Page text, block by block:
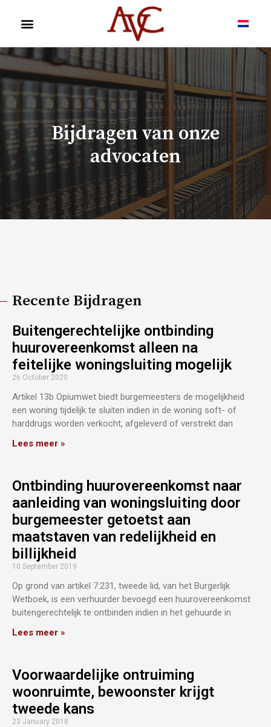
Bijdragen van onze
advocaten
Recente Bijdragen
Buitengerechtelijke ontbinding
huurovereenkomst alleen na
feitelijke woningsluiting mogelijk
26 October 2020
Artikel 13b Opiumwet biedt burgemeesters de mogelijkheid
een woning tijdelijk te sluiten indien in de woning soft- of
harddrugs worden verkocht, afgeleverd of verstrekt dan
Lees meer »
Ontbinding huurovereenkomst naar
aanleiding van woningsluiting door
burgemeester getoetst aan
maatstaven van redelijkheid en
billijkheid
10 September 2019
Op grond van artikel 7:231, tweede lid, van het Burgerlijk
Wetboek, is een verhuurder bevoegd een huurovereenkomst
buitengerechtelijk te ontbinden indien in het gehuurde in
Lees meer »
Voorwaardelijke ontruiming
woonruimte, bewoonster krijgt
tweede kans
23 January 2018